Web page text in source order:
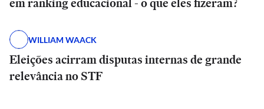
WILLIAM WAACK
Eleições acirram disputas internas de grande
relevância no STF